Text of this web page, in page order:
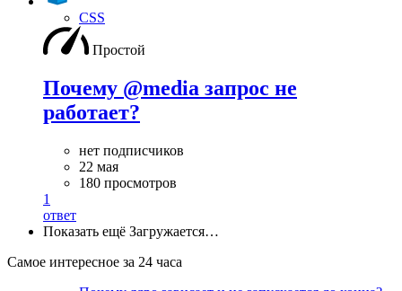
CSS
Простой
Почему @media запрос не
работает?
нет подписчиков
22 мая
180 просмотров
1
ответ
Показать ещё Загружается…
Самое интересное за 24 часа